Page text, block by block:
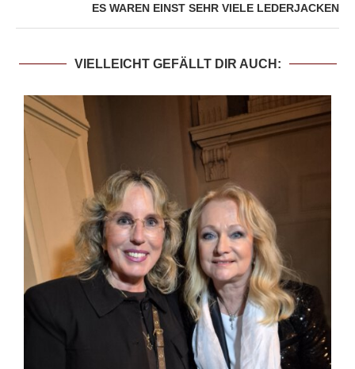
ES WAREN EINST SEHR VIELE LEDERJACKEN
VIELLEICHT GEFÄLLT DIR AUCH: